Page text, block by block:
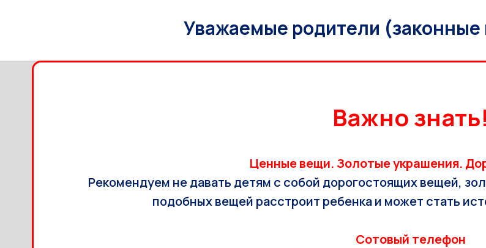
Уважаемые родители (законные
Важно знать!
Ценные вещи. Золотые украшения.
Рекомендуем не давать детям с собой дорогостоящих вещей,
подобных вещей расстроит ребенка и может стать
Сотовый телефон